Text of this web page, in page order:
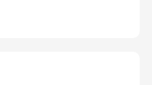
最近出现的被泛解析情况